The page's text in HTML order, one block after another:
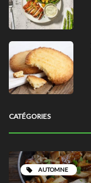
CATÉGORIES
AUTOMNE